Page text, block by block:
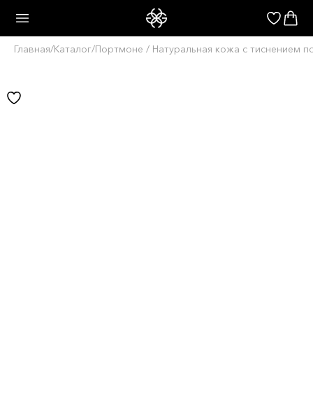
Главная/Каталог/Портмоне / Натуральная кожа с тиснением